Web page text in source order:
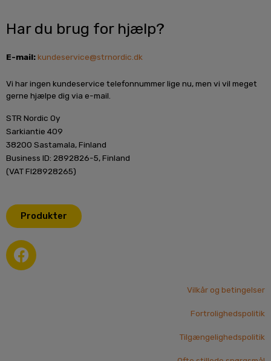
Har du brug for hjælp?
E-mail:kundeservice@strnordic.dk
Vi har ingen kundeservice telefonnummer lige nu, men vi vil meget
gerne hjælpe dig via e-mail.
STR Nordic Oy
Sarkiantie 409
38200 Sastamala, Finland
Business ID: 2892826-5, Finland
(VAT FI28928265)
Produkter
F
a
Vilkår og betingelser
Fortrolighedspolitik
Tilgængelighedspolitik